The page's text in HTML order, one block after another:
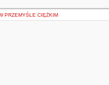
PRZEMYŚLE CIĘŻKIM